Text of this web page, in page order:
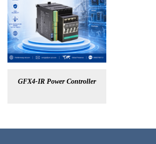
GFX4-IR Power Controller